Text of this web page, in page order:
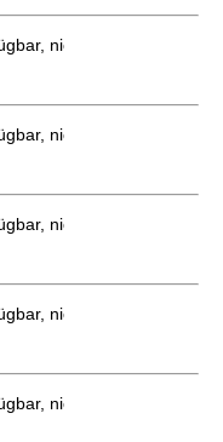
nicht bestellbar
nicht bestellbar
nicht bestellbar
nicht bestellbar
nicht bestellbar